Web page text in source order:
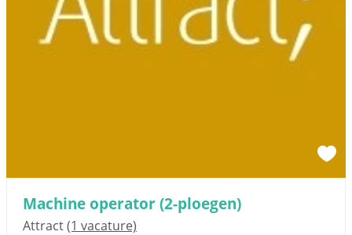
Machine operator (2-ploegen)
Attract(1 vacature)